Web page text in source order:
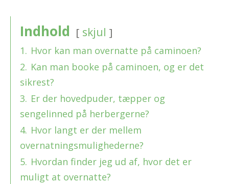
Indhold skjul
1. Hvor kan man overnatte på caminoen?
2. Kan man booke på caminoen, og er det
sikrest?
3. Er der hovedpuder, tæpper og
sengelinned på herbergerne?
4. Hvor langt er der mellem
overnatningsmulighederne?
5. Hvordan finder jeg ud af, hvor det er
muligt at overnatte?